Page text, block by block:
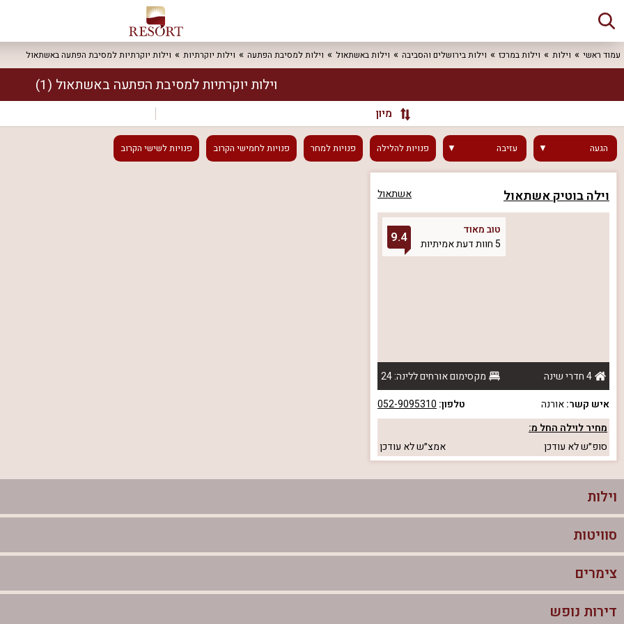
עמוד ראשי וילות וילות במרכז וילות בירושלים והסביבה וילות באשתאול וילות למסיבת הפתעה וילות יוקרתיות וילות יוקרתיות למסיבת הפתעה באשתאול
וילות יוקרתיות למסיבת הפתעה באשתאול (1)
מיון
הגעה עזיבה פנויותלהלילה פנויותלמחר פנויותלחמישי הקרוב פנויותלשישי הקרוב
וילה בוטיק אשתאול אשתאול
טוב מאוד
5 חוות דעת אמיתיות
9.4
4 חדרי שינה
מקסימום אורחים ללינה: 24
איש קשר:אורנה טלפון: 052-9095310
מחיר לוילה החל מ:
סופ״שלא עודכן אמצ״שלא עודכן
וילות
וילות בצפון
וילות להשכרה
סוויטות
סוויטות בצפון
צימרים לזוגות עם בריכה פרטית
צימרים
צימרים בצפון
דירות נופש